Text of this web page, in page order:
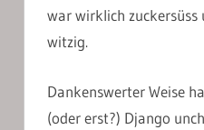
war wirklich zuckersüss
witzig.
Dankenswerter Weise
(oder erst?) Django